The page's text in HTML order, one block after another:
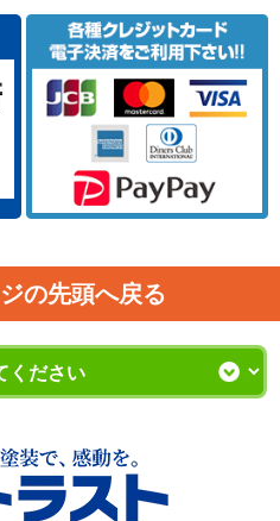
の先頭へ戻る